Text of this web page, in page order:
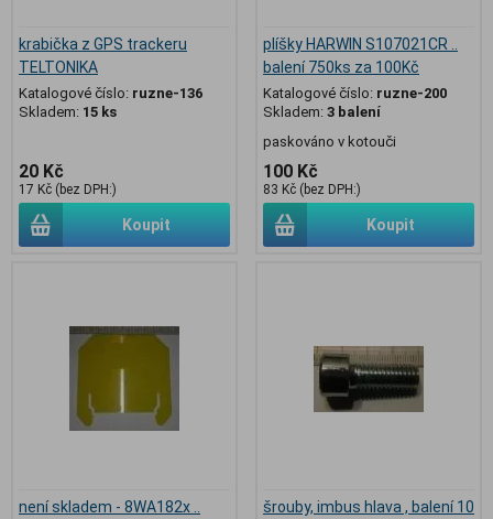
krabička z GPS trackeru
TELTONIKA
Katalogové číslo: ruzne-136
Skladem: 15 ks
20 Kč
17 Kč (bez DPH:)
Koupit
plíšky HARWIN S107021CR ..
balení 750ks za 100Kč
Katalogové číslo: ruzne-200
Skladem: 3 balení
paskováno v kotouči
100 Kč
83 Kč (bez DPH:)
Koupit
není skladem - 8WA182x ..
šrouby, imbus hlava , balení 10